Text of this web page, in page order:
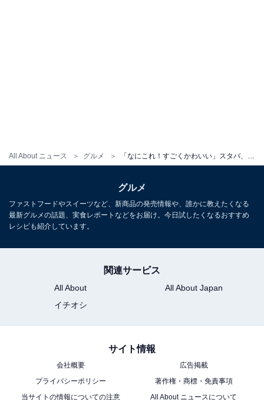
All About ニュース グルメ
グルメ
ファストフードやスイーツなど、新商品の発売情報や、誰かに教えたくなる
最新グルメの話題、実食レポートなどをお届け。今日試したくなるおすすめ
レシピも紹介しています。
関連サービス
All About
All About Japan
イチオシ
サイト情報
会社概要
広告掲載
プライバシーポリシー
著作権・商標・免責事項
当サイトの情報についての注意
All About ニュースについて